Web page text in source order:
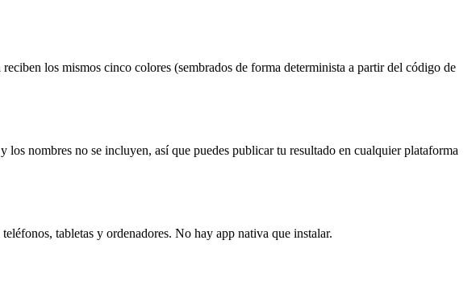
los mismos cinco colores (sembrados de forma determinista a partir del código de
nombres no se incluyen, así que puedes publicar tu resultado en cualquier plataforma
tabletas y ordenadores. No hay app nativa que instalar.